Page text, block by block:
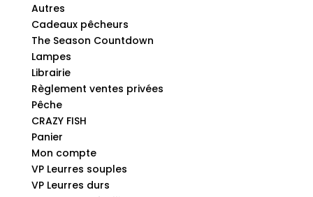
Autres
Cadeaux pêcheurs
The Season Countdown
Lampes
Librairie
Règlement ventes privées
Pêche
CRAZY FISH
Panier
Mon compte
VP Leurres souples
VP Leurres durs